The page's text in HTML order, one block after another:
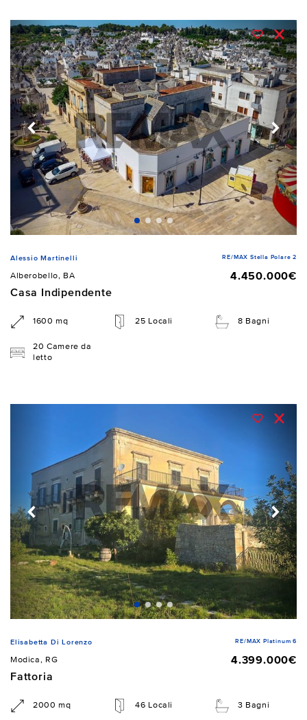
Alessio Martinelli RE/MAX Stella Polare 2
Alberobello, BA
4.450.000€
Casa Indipendente
1600 mq 25 Locali 8 Bagni
20 Camere da
letto
Elisabetta Di Lorenzo RE/MAX Platinum 6
Modica, RG
4.399.000€
Fattoria
2000 mq 46 Locali 3 Bagni